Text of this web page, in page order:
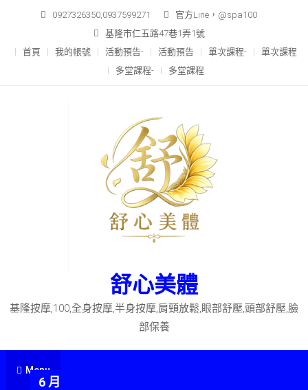
content
0927326350,0937599271
官方Line，@spa100
基隆市仁五路47巷1弄1號
首頁
我的帳號 活動預告- 活動預告 單次課程-
單次課程
多堂課程-
多堂課程
舒心美體
基隆按摩,100,全身按摩,半身按摩,肩頸放鬆,眼部舒壓,頭部舒壓,臉
部保養
Menu
6 月